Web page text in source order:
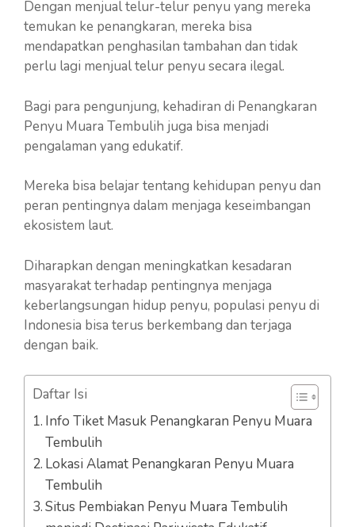
Dengan menjual telur-telur penyu yang mereka
temukan ke penangkaran, mereka bisa
mendapatkan penghasilan tambahan dan tidak
perlu lagi menjual telur penyu secara ilegal.
Bagi para pengunjung, kehadiran di Penangkaran
Penyu Muara Tembulih juga bisa menjadi
pengalaman yang edukatif.
Mereka bisa belajar tentang kehidupan penyu dan
peran pentingnya dalam menjaga keseimbangan
ekosistem laut.
Diharapkan dengan meningkatkan kesadaran
masyarakat terhadap pentingnya menjaga
keberlangsungan hidup penyu, populasi penyu di
Indonesia bisa terus berkembang dan terjaga
dengan baik.
Daftar Isi
Info Tiket Masuk Penangkaran Penyu Muara
Tembulih
Lokasi Alamat Penangkaran Penyu Muara
Tembulih
Situs Pembiakan Penyu Muara Tembulih